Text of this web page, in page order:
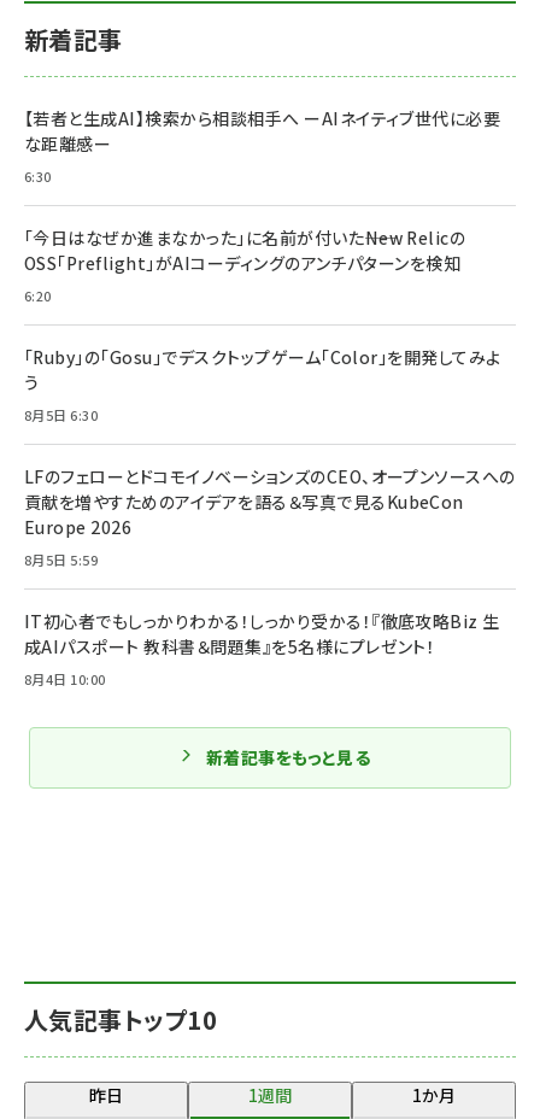
人気記事トップ10
昨日 1週間 1か月
新着記事
【若者と生成AI】検索から相談相手へ ーAIネイティブ世代に必要
な距離感ー
6:30
「今日はなぜか進まなかった」に名前が付いた――New Relicの
OSS「Preflight」がAIコーディングのアンチパターンを検知
6:20
「Ruby」の「Gosu」でデスクトップゲーム「Color」を開発してみよ
う
8月5日 6:30
LFのフェローとドコモイノベーションズのCEO、オープンソースへの
貢献を増やすためのアイデアを語る＆写真で見るKubeCon
Europe 2026
8月5日 5:59
IT初心者でもしっかりわかる！しっかり受かる！『徹底攻略Biz 生
成AIパスポート 教科書＆問題集』を5名様にプレゼント！
8月4日 10:00
新着記事をもっと見る